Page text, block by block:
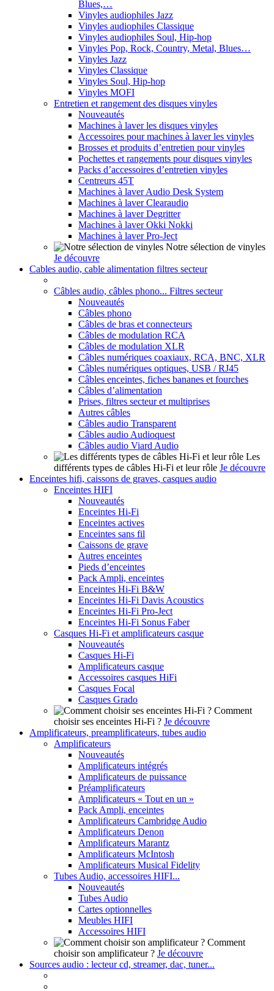
Blues,…
Vinyles audiophiles Jazz
Vinyles audiophiles Classique
Vinyles audiophiles Soul, Hip-hop
Vinyles Pop, Rock, Country, Metal, Blues…
Vinyles Jazz
Vinyles Classique
Vinyles Soul, Hip-hop
Vinyles MOFI
Entretien et rangement des disques vinyles
Nouveautés
Machines à laver les disques vinyles
Accessoires pour machines à laver les vinyles
Brosses et produits d’entretien pour vinyles
Pochettes et rangements pour disques vinyles
Packs d’accessoires d’entretien vinyles
Centreurs 45T
Machines à laver Audio Desk System
Machines à laver Clearaudio
Machines à laver Degritter
Machines à laver Okki Nokki
Machines à laver Pro-Ject
Notre sélection de vinyles
Je découvre
Cables audio, cable alimentation filtres secteur
Câbles audio, câbles phono... Filtres secteur
Nouveautés
Câbles phono
Câbles de bras et connecteurs
Câbles de modulation RCA
Câbles de modulation XLR
Câbles numériques coaxiaux, RCA, BNC, XLR
Câbles numériques optiques, USB / RJ45
Câbles enceintes, fiches bananes et fourches
Câbles d’alimentation
Prises, filtres secteur et multiprises
Autres câbles
Câbles audio Transparent
Câbles audio Audioquest
Câbles audio Viard Audio
Les
différents types de câbles Hi-Fi et leur rôle Je découvre
Enceintes hifi, caissons de graves, casques audio
Enceintes HIFI
Nouveautés
Enceintes Hi-Fi
Enceintes actives
Enceintes sans fil
Caissons de grave
Autres enceintes
Pieds d’enceintes
Pack Ampli, enceintes
Enceintes Hi-Fi B&W
Enceintes Hi-Fi Davis Acoustics
Enceintes Hi-Fi Pro-Ject
Enceintes Hi-Fi Sonus Faber
Casques Hi-Fi et amplificateurs casque
Nouveautés
Casques Hi-Fi
Amplificateurs casque
Accessoires casques HiFi
Casques Focal
Casques Grado
Comment
choisir ses enceintes Hi-Fi ? Je découvre
Amplificateurs, preamplificateurs, tubes audio
Amplificateurs
Nouveautés
Amplificateurs intégrés
Amplificateurs de puissance
Préamplificateurs
Amplificateurs « Tout en un »
Pack Ampli, enceintes
Amplificateurs Cambridge Audio
Amplificateurs Denon
Amplificateurs Marantz
Amplificateurs McIntosh
Amplificateurs Musical Fidelity
Tubes Audio, accessoires HIFI...
Nouveautés
Tubes Audio
Cartes optionnelles
Meubles HIFI
Accessoires HIFI
Comment
choisir son amplificateur ? Je découvre
Sources audio : lecteur cd, streamer, dac, tuner...